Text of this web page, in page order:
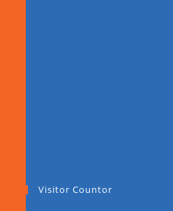
Visitor Countor